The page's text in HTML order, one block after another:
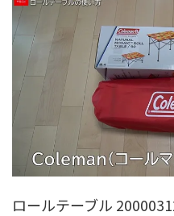
ロールテーブル